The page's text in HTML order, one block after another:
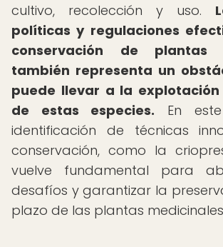
cultivo, recolección y uso.
políticas y regulaciones
conservación de plantas
también representa un
puede llevar a la explotación
de estas especies. En
identificación de técnicas
conservación, como la
vuelve fundamental para
desafíos y garantizar la
plazo de las plantas